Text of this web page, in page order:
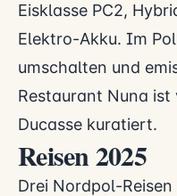
Eisklasse PC2,
Elektro-Akku. Im
umschalten und
Restaurant Nuna
Ducasse kuratiert.
Reisen 2025
Drei Nordpol-